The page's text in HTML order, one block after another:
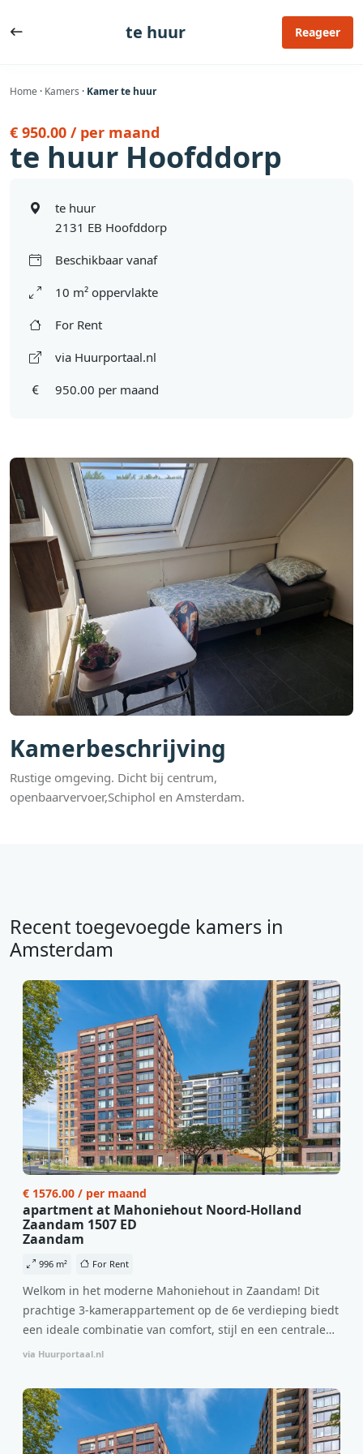
naar
te huur Reageer
Home · Kamers · Kamer te huur
Kamerbeschrijving
Rustige omgeving. Dicht bij centrum,
openbaarvervoer,Schiphol en Amsterdam.
€ 950.00 / per maand
te huur Hoofddorp
te huur
2131 EB Hoofddorp
Beschikbaar vanaf
10 m² oppervlakte
For Rent
via Huurportaal.nl
950.00 per maand
Recent toegevoegde kamers in
Amsterdam
€ 1576.00 / per maand
apartment at Mahoniehout Noord-Holland
Zaandam 1507 ED
Zaandam
996 m² For Rent
Welkom in het moderne Mahoniehout in Zaandam! Dit
prachtige 3-kamerappartement op de 6e verdieping biedt
een ideale combinatie van comfort, stijl en een centrale
locatie. Met een huurprijs van €1.576 per maand
per maand is dit een geweldige kans voor professionals
die op zoek zijn naar een woning die direct beschikbaar is
vanaf 1 april 2026. Bij binnenkomst word je verwelkomd
in een ruime woonkamer met open keuken, samen goed
via Huurportaal.nl